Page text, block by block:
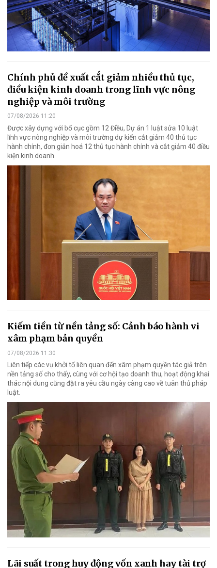
Chính phủ đề xuất cắt giảm nhiều thủ tục,
điều kiện kinh doanh trong lĩnh vực nông
nghiệp và môi trường
07/08/2026 11:20
Được xây dựng với bố cục gồm 12 Điều, Dự án 1 luật sửa 10 luật
lĩnh vực nông nghiệp và môi trường dự kiến cắt giảm 40 thủ tục
hành chính, đơn giản hoá 12 thủ tục hành chính và cắt giảm 40 điều
kiện kinh doanh.
Kiếm tiền từ nền tảng số: Cảnh báo hành vi
xâm phạm bản quyền
07/08/2026 11:30
Liên tiếp các vụ khởi tố liên quan đến xâm phạm quyền tác giả trên
nền tảng số cho thấy, cùng với cơ hội tạo doanh thu, hoạt động khai
thác nội dung cũng đặt ra yêu cầu ngày càng cao về tuân thủ pháp
luật.
Lãi suất trong huy động vốn xanh hay tài trợ